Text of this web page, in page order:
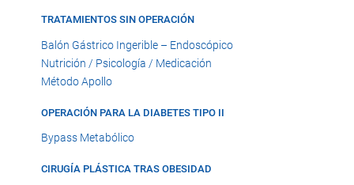
TRATAMIENTOS SIN OPERACIÓN
Balón Gástrico Ingerible – Endoscópico
Nutrición / Psicología / Medicación
Método Apollo
OPERACIÓN PARA LA DIABETES TIPO II
Bypass Metabólico
CIRUGÍA PLÁSTICA TRAS OBESIDAD